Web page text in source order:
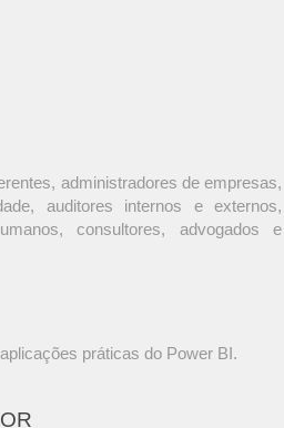
administradores de empresas,
auditores internos e externos,
consultores, advogados e
práticas do Power BI.